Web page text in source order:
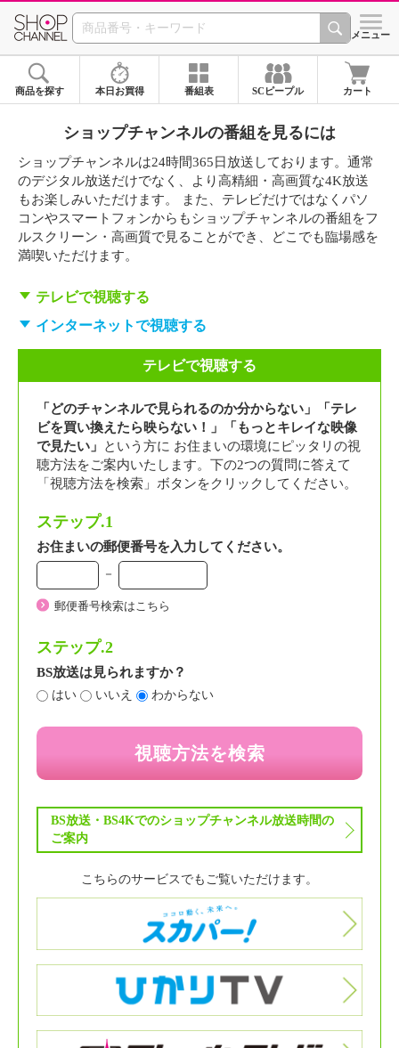
SHOP CHANNEL シメニュー
商品を探す 本日お買得 番組表 SCピープル カート
ショップチャンネルの番組を見るには
ショップチャンネルは24時間365日放送しております。通常
のデジタル放送だけでなく、より高精細・高画質な4K放送
もお楽しみいただけます。 また、テレビだけではなくパソ
コンやスマートフォンからもショップチャンネルの番組をフ
ルスクリーン・高画質で見ることができ、どこでも臨場感を
満喫いただけます。
テレビで視聴する
インターネットで視聴する
テレビで視聴する
「どのチャンネルで見られるのか分からない」「テレ
ビを買い換えたら映らない！」「もっとキレイな映像
で見たい」
という方に お住まいの環境にピッタリの視
聴方法をご案内いたします。下の2つの質問に答えて
「視聴方法を検索」ボタンをクリックしてください。
ステップ.1
お住まいの郵便番号を入力してください。
－
郵便番号検索はこちら
ステップ.2
BS放送は見られますか？
はい いいえ わからない
視聴方法を検索
BS放送・BS4Kでのショップチャンネル放送時間の
ご案内
こちらのサービスでもご覧いただけます。